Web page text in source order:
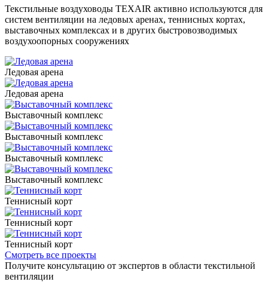
Текстильные воздуховоды TEXAIR активно используются для
систем вентиляции на ледовых аренах, теннисных кортах,
выставочных комплексах и в других быстровозводимых
воздухоопорных сооружениях
Ледовая арена
Ледовая арена
Выставочный комплекс
Выставочный комплекс
Выставочный комплекс
Выставочный комплекс
Теннисный корт
Теннисный корт
Теннисный корт
Смотреть все проекты
Получите консультацию от экспертов в области текстильной
вентиляции